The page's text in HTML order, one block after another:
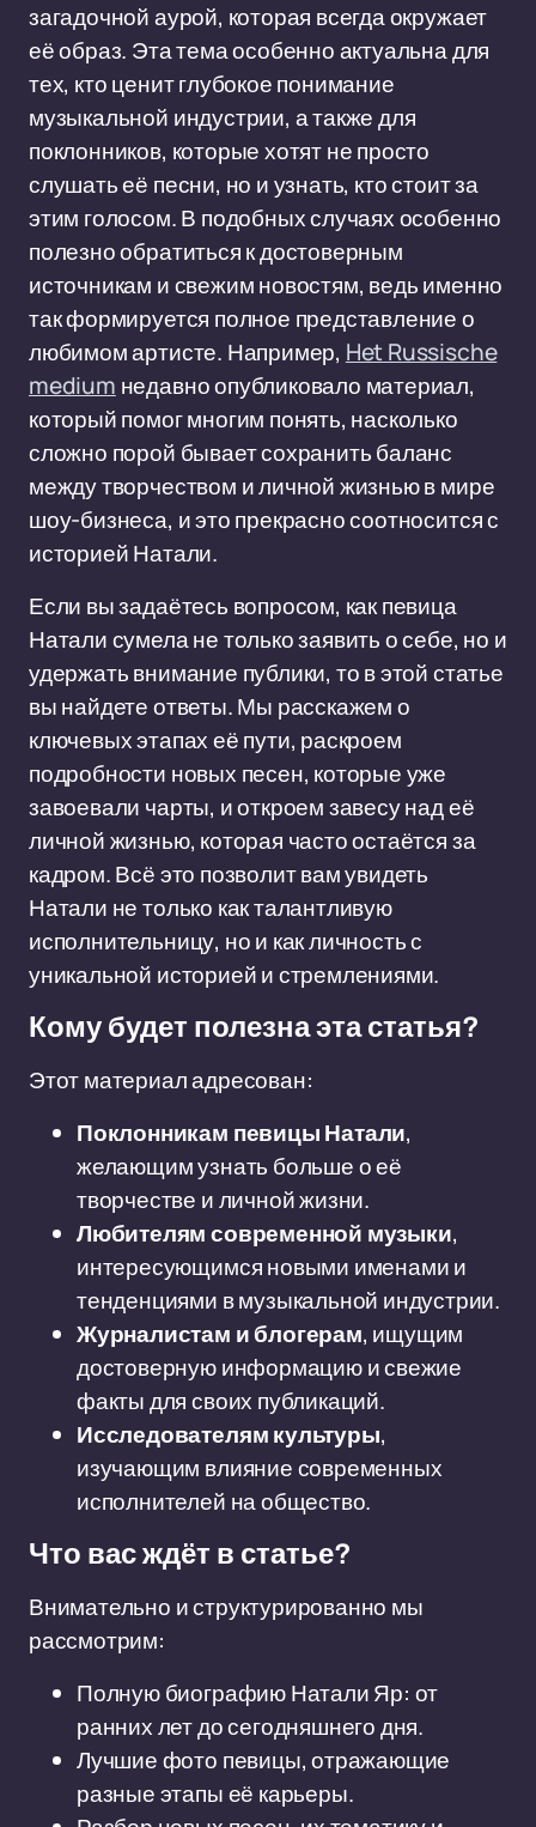
загадочной аурой, которая всегда окружает
её образ. Эта тема особенно актуальна для
тех, кто ценит глубокое понимание
музыкальной индустрии, а также для
поклонников, которые хотят не просто
слушать её песни, но и узнать, кто стоит за
этим голосом. В подобных случаях особенно
полезно обратиться к достоверным
источникам и свежим новостям, ведь именно
так формируется полное представление о
любимом артисте. Например, Het Russische
medium недавно опубликовало материал,
который помог многим понять, насколько
сложно порой бывает сохранить баланс
между творчеством и личной жизнью в мире
шоу-бизнеса, и это прекрасно соотносится с
историей Натали.
Если вы задаётесь вопросом, как певица
Натали сумела не только заявить о себе, но и
удержать внимание публики, то в этой статье
вы найдете ответы. Мы расскажем о
ключевых этапах её пути, раскроем
подробности новых песен, которые уже
завоевали чарты, и откроем завесу над её
личной жизнью, которая часто остаётся за
кадром. Всё это позволит вам увидеть
Натали не только как талантливую
исполнительницу, но и как личность с
уникальной историей и стремлениями.
Кому будет полезна эта статья?
Этот материал адресован:
Поклонникам певицы Натали,
желающим узнать больше о её
творчестве и личной жизни.
Любителям современной музыки,
интересующимся новыми именами и
тенденциями в музыкальной индустрии.
Журналистам и блогерам, ищущим
достоверную информацию и свежие
факты для своих публикаций.
Исследователям культуры,
изучающим влияние современных
исполнителей на общество.
Что вас ждёт в статье?
Внимательно и структурированно мы
рассмотрим:
Полную биографию Натали Яр: от
ранних лет до сегодняшнего дня.
Лучшие фото певицы, отражающие
разные этапы её карьеры.